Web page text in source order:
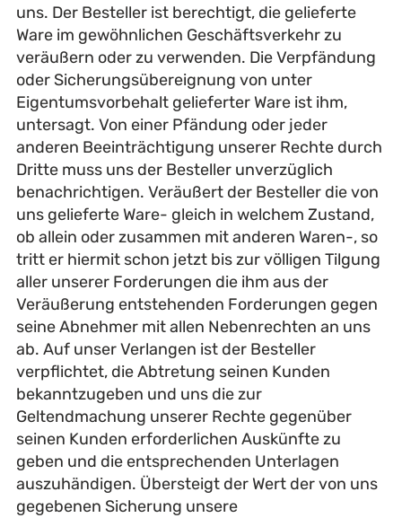
uns. Der Besteller ist berechtigt, die gelieferte
Ware im gewöhnlichen Geschäftsverkehr zu
veräußern oder zu verwenden. Die Verpfändung
oder Sicherungsübereignung von unter
Eigentumsvorbehalt gelieferter Ware ist ihm,
untersagt. Von einer Pfändung oder jeder
anderen Beeinträchtigung unserer Rechte durch
Dritte muss uns der Besteller unverzüglich
benachrichtigen. Veräußert der Besteller die von
uns gelieferte Ware- gleich in welchem Zustand,
ob allein oder zusammen mit anderen Waren-, so
tritt er hiermit schon jetzt bis zur völligen Tilgung
aller unserer Forderungen die ihm aus der
Veräußerung entstehenden Forderungen gegen
seine Abnehmer mit allen Nebenrechten an uns
ab. Auf unser Verlangen ist der Besteller
verpflichtet, die Abtretung seinen Kunden
bekanntzugeben und uns die zur
Geltendmachung unserer Rechte gegenüber
seinen Kunden erforderlichen Auskünfte zu
geben und die entsprechenden Unterlagen
auszuhändigen. Übersteigt der Wert der von uns
gegebenen Sicherung unsere